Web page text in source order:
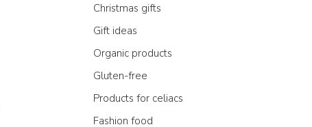
Christmas gifts
Gift ideas
Organic products
Gluten-free
Products for celiacs
Fashion food